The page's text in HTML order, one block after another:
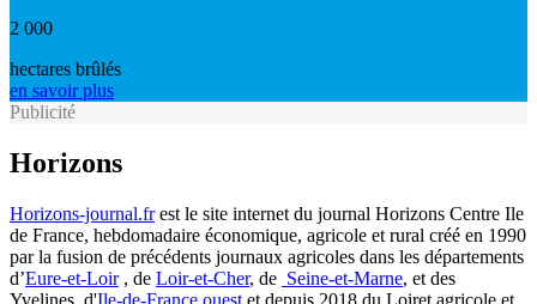
2 000
hectares brûlés
en savoir plus
Publicité
Horizons
Horizons-journal.frest le site internet du journal Horizons Centre Ile
de France, hebdomadaire économique, agricole et rural créé en 1990
par la fusion de précédents journaux agricoles dans les départements
d’Eure-et-Loir, de Loir-et-Cher, de Seine-et-Marne, et des
Yvelines, d'Ile-de-France ouest et depuis 2018 du Loiret agricole et